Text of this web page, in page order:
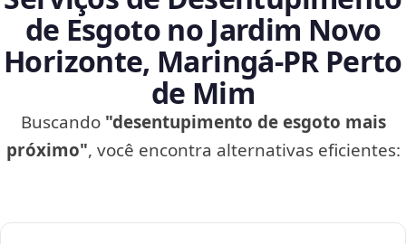
de Esgoto no Jardim Novo
Horizonte, Maringá‑PR Perto
de Mim
Buscando "desentupimento de esgoto mais
próximo", você encontra alternativas eficientes: